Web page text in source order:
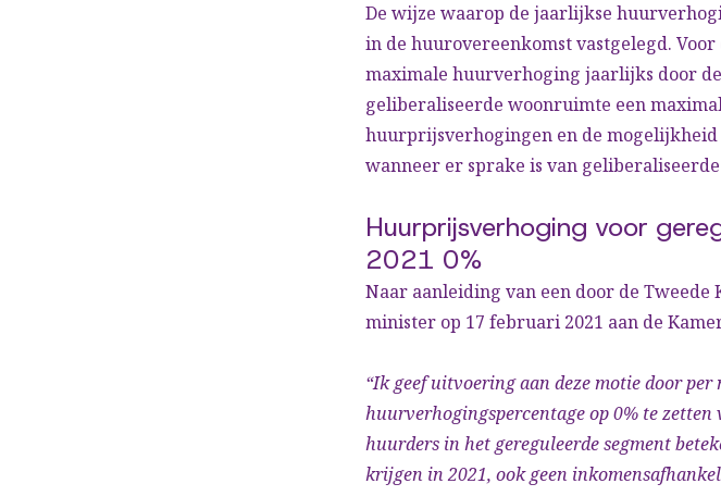
De wijze waarop de jaarlijkse
in de huurovereenkomst vastgelegd.
maximale huurverhoging jaarlijks door
geliberaliseerde woonruimte een
huurprijsverhogingen en de mogelijkheid
wanneer er sprake is van
Huurprijsverhoging voor
2021 0%
Naar aanleiding van een door de Tweede
minister op 17 februari 2021 aan de
“Ik geef uitvoering aan deze motie door
huurverhogingspercentage op 0% te zetten
huurders in het gereguleerde segment
krijgen in 2021, ook geen